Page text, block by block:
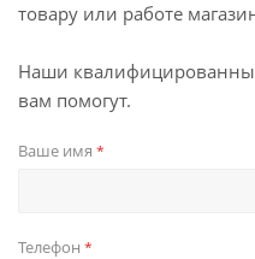
товару или работе
Наши
вам помогут.
Ваше имя *
Телефон *